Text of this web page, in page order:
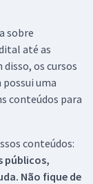
sobre
até as
os cursos
uma
conteúdos para
conteúdos:
públicos,
Não fique de